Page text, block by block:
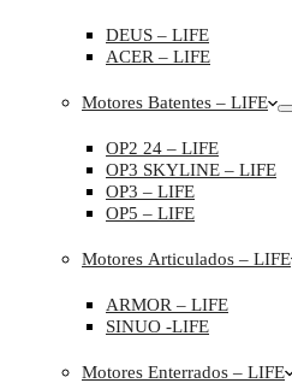
DEUS – LIFE
ACER – LIFE
Motores Batentes – LIFE
OP2 24 – LIFE
OP3 SKYLINE – LIFE
OP3 – LIFE
OP5 – LIFE
Motores Articulados – LIFE
ARMOR – LIFE
SINUO -LIFE
Motores Enterrados – LIFE